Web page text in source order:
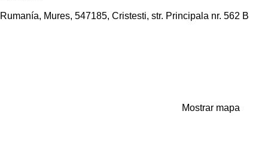
Rumanía, Mures, 547185, Cristesti, str. Principala nr. 562 B
Mostrar mapa